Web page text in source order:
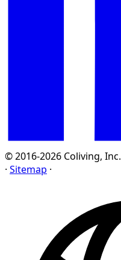
© 2016-2026 Coliving, Inc.
· Sitemap ·